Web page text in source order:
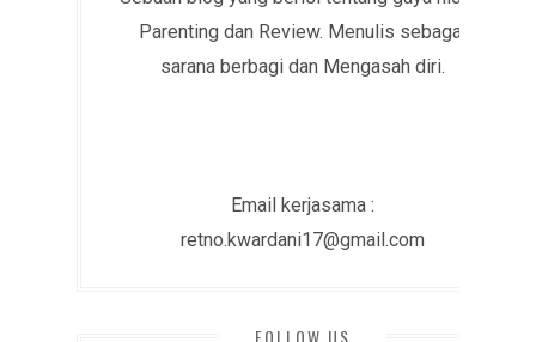
Parenting dan Review. Menulis sebagai
sarana berbagi dan Mengasah diri.
Email kerjasama :
retno.kwardani17@gmail.com
FOLLOW US